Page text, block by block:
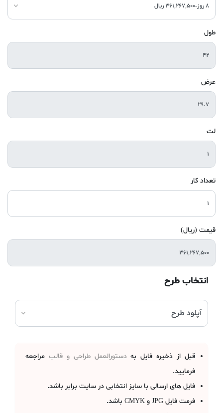
طول
عرض
لت
تعداد کار
قیمت (ریال)
انتخاب طرح
قبل از ذخیره فایل بهدستورالعمل طراحی و قالب مراجعه
فرمایید.
فایل های ارسالی با سایز انتخابی در سایت برابر باشد.
فرمت فایل JPG و CMYK باشد.